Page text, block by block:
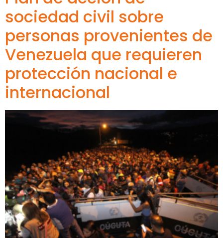
sociedad civil sobre
personas provenientes de
Venezuela que requieren
protección nacional e
internacional